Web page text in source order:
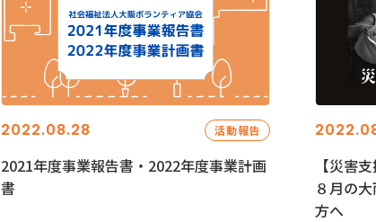
2022.08.28 活動報告
2021年度事業報告書・2022年度事業計画
書
【災害
８月の
方へ